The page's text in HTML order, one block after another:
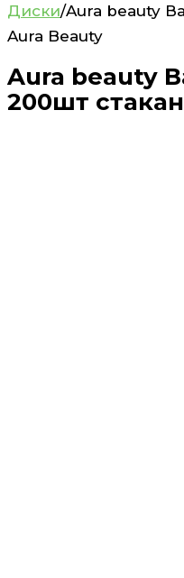
Диски/Aura beauty
Aura Beauty
Aura beauty
200шт